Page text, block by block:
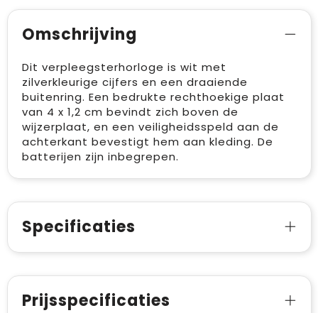
Omschrijving
Dit verpleegsterhorloge is wit met
zilverkleurige cijfers en een draaiende
buitenring. Een bedrukte rechthoekige plaat
van 4 x 1,2 cm bevindt zich boven de
wijzerplaat, en een veiligheidsspeld aan de
achterkant bevestigt hem aan kleding. De
batterijen zijn inbegrepen.
Specificaties
Prijsspecificaties